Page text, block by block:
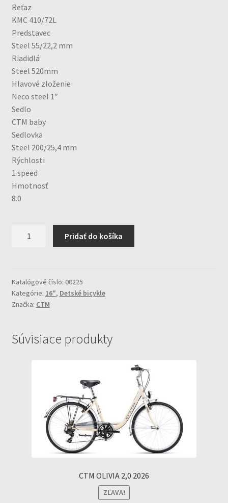
Reťaz
KMC 410/72L
Predstavec
Steel 55/22,2 mm
Riadidlá
Steel 520mm
Hlavové zloženie
Neco steel 1″
Sedlo
CTM baby
Sedlovka
Steel 200/25,4 mm
Rýchlosti
1 speed
Hmotnosť
8.0
Aluminium
Pridať do košíka
Katalógové číslo: 00225
Kategórie: 16", Detské bicykle
Značka: CTM
Súvisiace produkty
CTM OLIVIA 2,0 2026
ZĽAVA!